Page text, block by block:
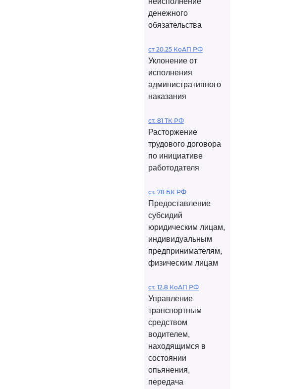
денежного
обязательства
ст 20.25 КоАП РФ
Уклонение от
исполнения
административного
наказания
ст. 81 ТК РФ
Расторжение
трудового договора
по инициативе
работодателя
ст. 78 БК РФ
Предоставление
субсидий
юридическим лицам,
индивидуальным
предпринимателям,
физическим лицам
ст. 12.8 КоАП РФ
Управление
транспортным
средством
водителем,
находящимся в
состоянии
опьянения,
передача